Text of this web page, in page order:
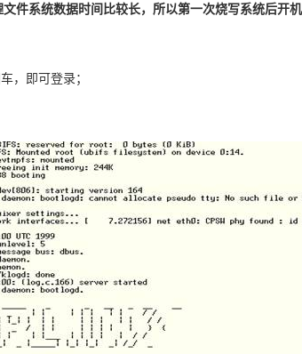
件系统数据时间比较长，所以第一次烧写系统后开
，即可登录；